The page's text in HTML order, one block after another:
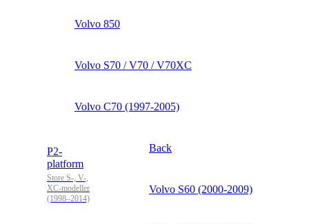
Volvo 850
Volvo S70 / V70 / V70XC
Volvo C70 (1997-2005)
P2-
platform
Store S-, V-,
XC-modeller
(1998–2014)
Back
Volvo S60 (2000-2009)